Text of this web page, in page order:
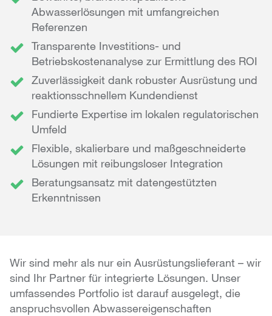
Abwasserlösungen mit umfangreichen
Referenzen
Transparente Investitions- und
Betriebskostenanalyse zur Ermittlung des ROI
Zuverlässigkeit dank robuster Ausrüstung und
reaktionsschnellem Kundendienst
Fundierte Expertise im lokalen regulatorischen
Umfeld
Flexible, skalierbare und maßgeschneiderte
Lösungen mit reibungsloser Integration
Beratungsansatz mit datengestützten
Erkenntnissen
Wir sind mehr als nur ein Ausrüstungslieferant – wir
sind Ihr Partner für integrierte Lösungen. Unser
umfassendes Portfolio ist darauf ausgelegt, die
anspruchsvollen Abwassereigenschaften